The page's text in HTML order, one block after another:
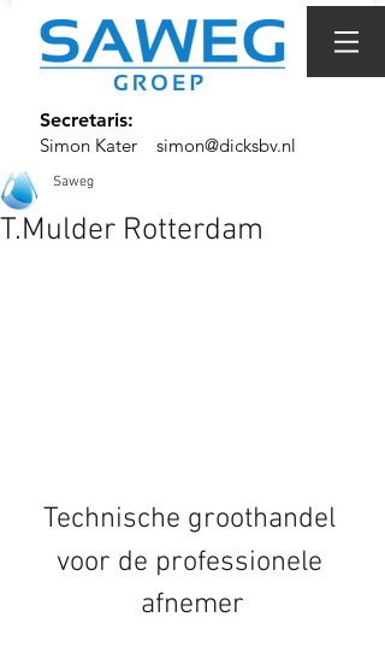
Secretaris:
Simon Kater
simon@dicksbv.nl
T.Mulder Rotterdam
Saweg
Technische groothandel
voor de professionele
afnemer